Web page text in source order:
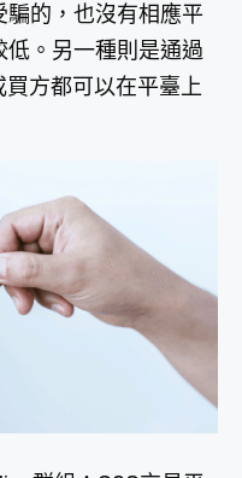
的，也沒有相應平
。另一種則是通過
方都可以在平臺上